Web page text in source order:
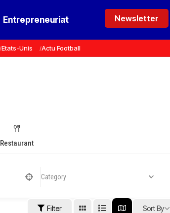
Entrepreneuriat Newsletter
Etats-Unis Actu Football
Restaurant
Category
Filter Sort By